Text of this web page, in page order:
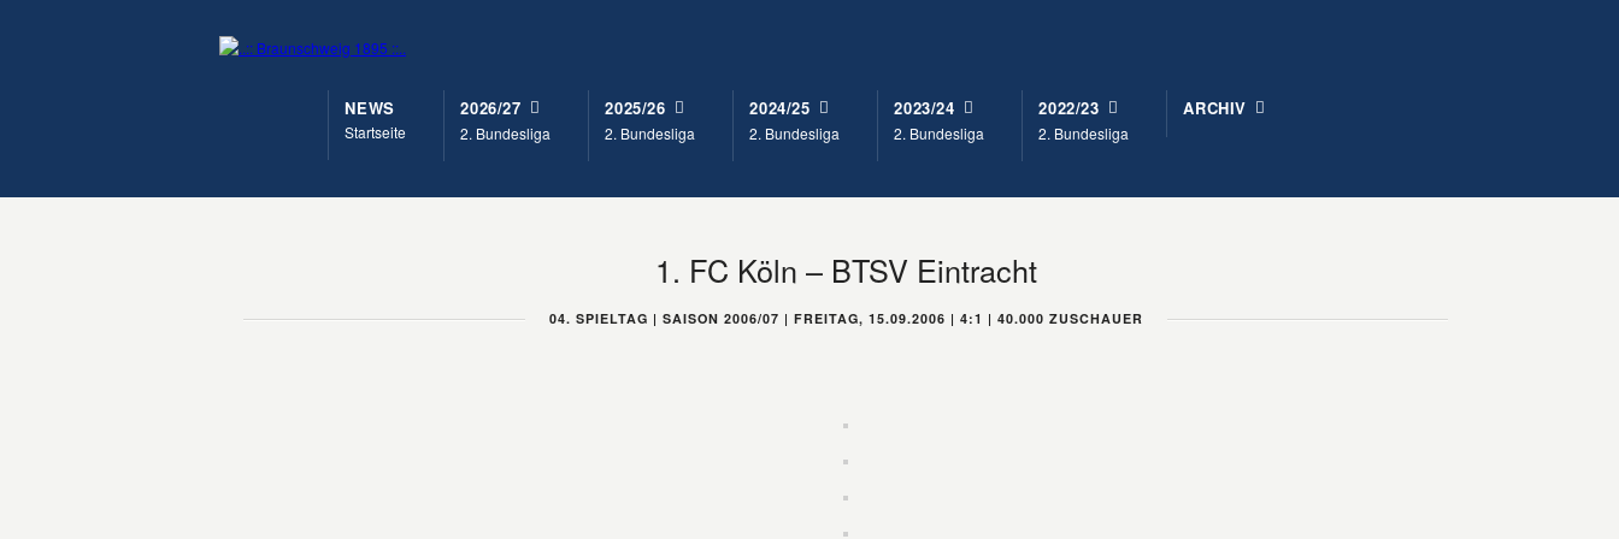
NEWS
Startseite
2026/27
2. Bundesliga
2025/26
2. Bundesliga
2024/25
2. Bundesliga
2023/24
2. Bundesliga
2022/23
2. Bundesliga
ARCHIV
1. FC Köln – BTSV Eintracht
04. SPIELTAG | SAISON 2006/07 | FREITAG, 15.09.2006 | 4:1 | 40.000 ZUSCHAUER